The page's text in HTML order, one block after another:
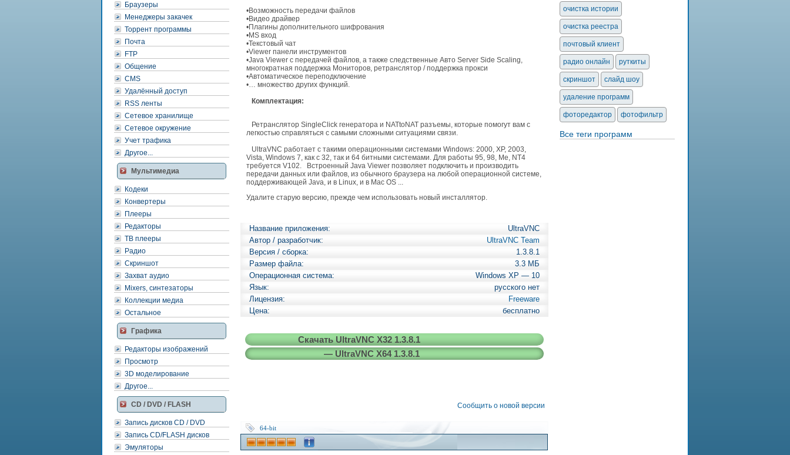
Браузеры
Менеджеры закачек
Торрент программы
Почта
FTP
Общение
CMS
Удалённый доступ
RSS ленты
Сетевое хранилище
Сетевое окружение
Учет трафика
Другое...
Мультимедиа
Кодеки
Конвертеры
Плееры
Редакторы
ТВ плееры
Радио
Скриншот
Захват аудио
Mixers, синтезаторы
Коллекции медиа
Остальное
Графика
Редакторы изображений
Просмотр
3D моделирование
Другое...
CD / DVD / FLASH
Запись дисков CD / DVD
Запись CD/FLASH дисков
Эмуляторы
•Возможность передачи файлов
•Видео драйвер
•Плагины дополнительного шифрования
•MS вход
•Текстовый чат
•Viewer панели инструментов
•Java Viewer с передачей файлов, а также следственные Авто Server Side Scaling,
многократная поддержка Мониторов, ретранслятор / поддержка прокси
•Автоматическое переподключение
•… множество других функций.
Комплектация:
Ретранслятор SingleClick генератора и NATtoNAT разъемы, которые помогут вам с
легкостью справляться с самыми сложными ситуациями связи.
UltraVNC работает с такими операционными системами Windows: 2000, XP, 2003,
Vista, Windows 7, как с 32, так и 64 битными системами. Для работы 95, 98, Me, NT4
требуется V102. Встроенный Java Viewer позволяет подключить и производить
передачи данных или файлов, из обычного браузера на любой операционной системе,
поддерживающей Java, и в Linux, и в Mac OS ...
Удалите старую версию, прежде чем использовать новый инсталлятор.
Название приложения:
UltraVNC
Автор / разработчик:
UltraVNC Team
Версия / сборка:
1.3.8.1
Размер файла:
3.3 МБ
Операционная система:
Windows XP — 10
Язык:
русского нет
Лицензия:
Freeware
Цена:
бесплатно
Скачать UltraVNC X32 1.3.8.1
— UltraVNC X64 1.3.8.1
Сообщить о новой версии
64-bit
очистка истории
очистка реестра
почтовый клиент
радио онлайн руткиты
скриншот слайд шоу
удаление программ
фоторедактор фотофильтр
Все теги программ